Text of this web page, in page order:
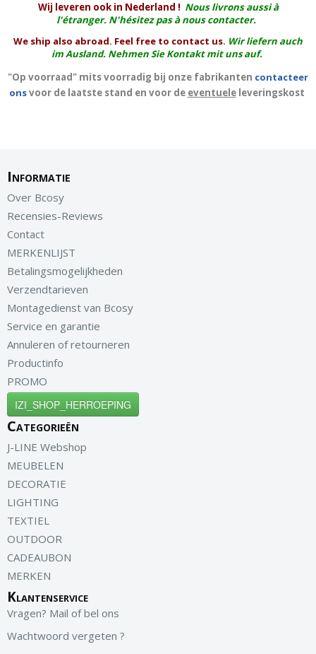
Wij leveren ook in Nederland ! Nous livrons aussi à
l'étranger. N'hésitez pas à nous contacter.
We ship also abroad. Feel free to contact us. Wir liefern auch
im Ausland. Nehmen Sie Kontakt mit uns auf.
"Op voorraad" mits voorradig bij onze fabrikanten contacteer
onsvoor de laatste stand en voor de eventueleleveringskost
Informatie
Over Bcosy
Recensies-Reviews
Contact
MERKENLIJST
Betalingsmogelijkheden
Verzendtarieven
Montagedienst van Bcosy
Service en garantie
Annuleren of retourneren
Productinfo
PROMO
IZI_SHOP_HERROEPING
Categorieën
J-LINE Webshop
MEUBELEN
DECORATIE
LIGHTING
TEXTIEL
OUTDOOR
CADEAUBON
MERKEN
Klantenservice
Vragen? Mail of bel ons
Wachtwoord vergeten ?